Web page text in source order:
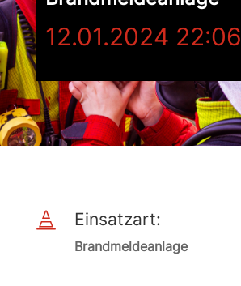
12.01.2024 22:06
 Einsatzart:
Brandmeldeanlage